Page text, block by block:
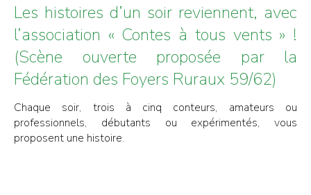
Les histoires d’un soir reviennent, avec
l’association « Contes à tous vents » !
(Scène ouverte proposée par la
Fédération des Foyers Ruraux 59/62)
Chaque soir, trois à cinq conteurs, amateurs ou
professionnels, débutants ou expérimentés, vous
proposent une histoire.